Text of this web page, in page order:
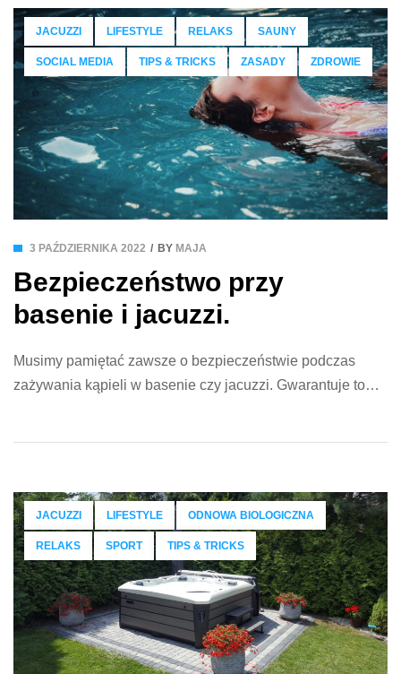
warto zanurzyć się w bąbelkowej wodzie. Wystarczy się
przekonać się, że […]
JACUZZI LIFESTYLE RELAKS SAUNY
SOCIAL MEDIA TIPS & TRICKS ZASADY ZDROWIE
3 PAŹDZIERNIKA 2022 BY MAJA
Bezpieczeństwo przy
basenie i jacuzzi.
Musimy pamiętać zawsze o bezpieczeństwie podczas
zażywania kąpieli w basenie czy jacuzzi. Gwarantuje to
kąpieli, relaksu i aktywności fizycznej w basenie musi być
przede wszystkim […]
JACUZZI LIFESTYLE ODNOWA BIOLOGICZNA
RELAKS SPORT TIPS & TRICKS